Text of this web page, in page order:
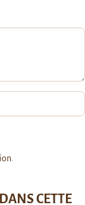
CETTE